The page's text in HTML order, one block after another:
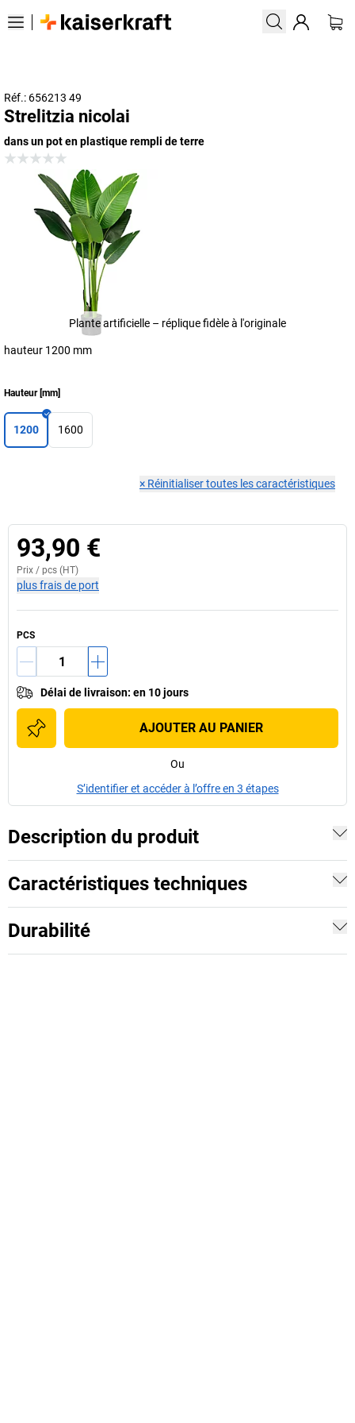
Réf.: 656213 49
Strelitzia nicolai
dans un pot en plastique rempli de terre
Plante artificielle – réplique fidèle à l'originale
hauteur 1200 mm
Hauteur[mm]
1200 1600
× Réinitialiser toutes les caractéristiques
93,90 €
Prix / pcs (HT)
plus frais de port
PCS
Délai de livraison: en 10 jours
AJOUTER AU PANIER
Ou
S’identifier et accéder à l’offre en 3 étapes
Description du produit
Caractéristiques techniques
Durabilité